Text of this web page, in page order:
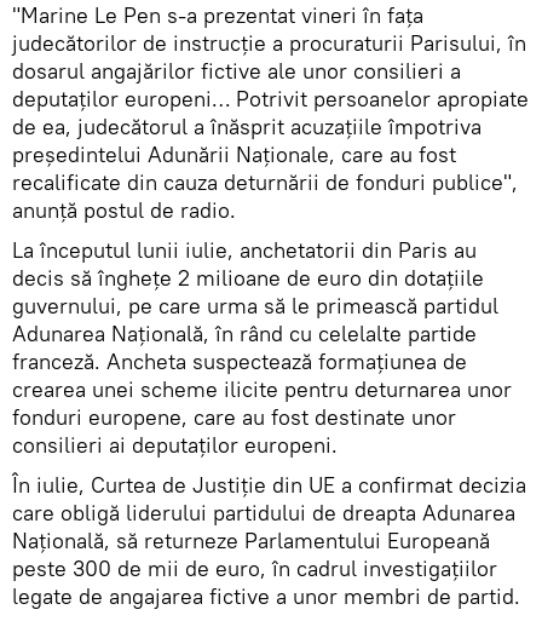
"Marine Le Pen s-a prezentat vineri în fața
judecătorilor de instrucție a procuraturii Parisului, în
dosarul angajărilor fictive ale unor consilieri a
deputaților europeni… Potrivit persoanelor apropiate
de ea, judecătorul a înăsprit acuzațiile împotriva
președintelui Adunării Naționale, care au fost
recalificate din cauza deturnării de fonduri publice",
anunță postul de radio.
La începutul lunii iulie, anchetatorii din Paris au
decis să înghețe 2 milioane de euro din dotațiile
guvernului, pe care urma să le primească partidul
Adunarea Națională, în rând cu celelalte partide
franceză. Ancheta suspectează formațiunea de
crearea unei scheme ilicite pentru deturnarea unor
fonduri europene, care au fost destinate unor
consilieri ai deputaților europeni.
În iulie, Curtea de Justiție din UE a confirmat decizia
care obligă liderului partidului de dreapta Adunarea
Națională, să returneze Parlamentului Europeană
peste 300 de mii de euro, în cadrul investigațiilor
legate de angajarea fictive a unor membri de partid.